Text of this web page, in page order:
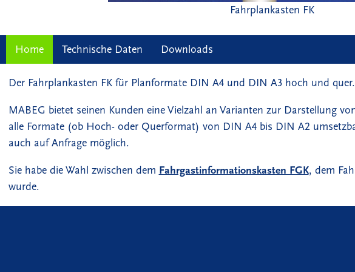
Fahrplankasten FK
Home Technische Daten Downloads
Der Fahrplankasten FK für Planformate DIN A4 und DIN A3 hoch und quer.
MABEG bietet seinen Kunden eine Vielzahl an Varianten zur Darstellung
alle Formate (ob Hoch- oder Querformat) von DIN A4 bis DIN A2
auch auf Anfrage möglich.
Sie habe die Wahl zwischen dem Fahrgastinformationskasten FGK, dem
wurde.